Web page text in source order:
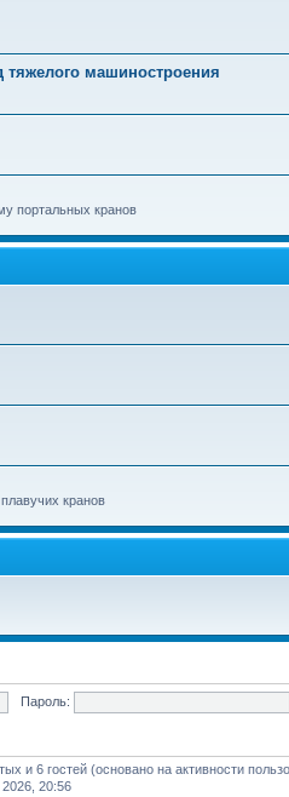
тяжелого машиностроения
портальных кранов
кранов
Пароль:
и 6 гостей (основано на активности
20:56